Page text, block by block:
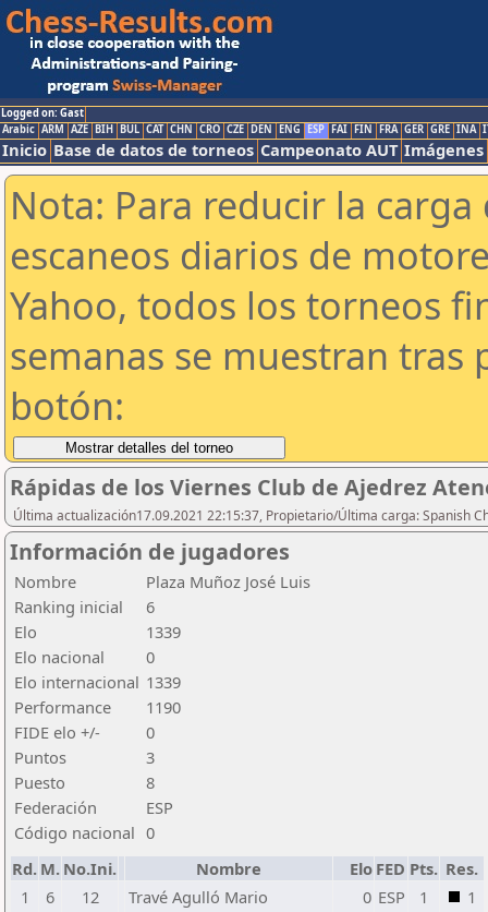
Logged on: Gast
Arabic ARM AZE BIH BUL CAT CHN CRO CZE DEN ENG ESP FAI FIN FRA GER GRE INA
Inicio Base de datos de torneos Campeonato AUT Imágenes
Nota: Para reducir la
escaneos diarios de
Yahoo, todos los torneos
semanas se muestran tras
botón:
Rápidas de los Viernes Club de Ajedrez
Última actualización17.09.2021 22:15:37, Propietario/Última carga: Spanish
Información de jugadores
Nombre
Plaza Muñoz José Luis
Ranking inicial
6
Elo
1339
Elo nacional
0
Elo internacional 1339
Performance
1190
FIDE elo +/-
0
Puntos
3
Puesto
8
Federación
ESP
Código nacional 0
Rd. M. No.Ini. Nombre Elo FED Pts. Res.
1
6 12 Travé Agulló Mario 0 ESP 1
1